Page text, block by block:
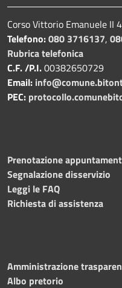
Corso Vittorio Emanuele II
Telefono:080 3716137,
Rubrica telefonica
C.F. /P.I.00382650729
Email:
PEC:
Prenotazione
Segnalazione disservizio
Leggi le FAQ
Richiesta di assistenza
Amministrazione
Albo pretorio